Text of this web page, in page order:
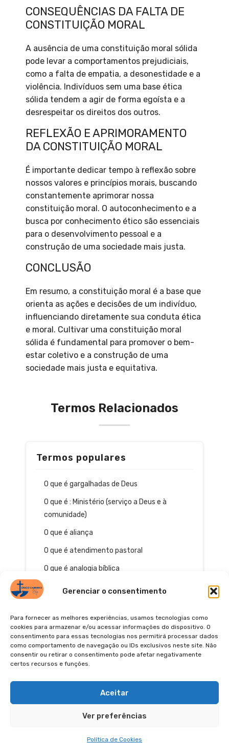
Gerenciar o consentimento
Para fornecer as melhores experiências, usamos tecnologias como
cookies para armazenar e/ou acessar informações do dispositivo. O
consentimento para essas tecnologias nos permitirá processar dados
como comportamento de navegação ou IDs exclusivos neste site. Não
consentir ou retirar o consentimento pode afetar negativamente
certos recursos e funções.
Aceitar
Ver preferências
Política de Cookies
CONSEQUÊNCIAS DA FALTA DE
CONSTITUIÇÃO MORAL
A ausência de uma constituição moral sólida
pode levar a comportamentos prejudiciais,
como a falta de empatia, a desonestidade e a
violência. Indivíduos sem uma base ética
sólida tendem a agir de forma egoísta e a
desrespeitar os direitos dos outros.
REFLEXÃO E APRIMORAMENTO
DA CONSTITUIÇÃO MORAL
É importante dedicar tempo à reflexão sobre
nossos valores e princípios morais, buscando
constantemente aprimorar nossa
constituição moral. O autoconhecimento e a
busca por conhecimento ético são essenciais
para o desenvolvimento pessoal e a
construção de uma sociedade mais justa.
CONCLUSÃO
Em resumo, a constituição moral é a base que
orienta as ações e decisões de um indivíduo,
influenciando diretamente sua conduta ética
e moral. Cultivar uma constituição moral
sólida é fundamental para promover o bem-
estar coletivo e a construção de uma
sociedade mais justa e equitativa.
Termos Relacionados
Termos populares
O que é gargalhadas de Deus
O que é : Ministério (serviço a Deus e à
comunidade)
O que é aliança
O que é atendimento pastoral
O que é analogia bíblica
Pinterest
YouTube